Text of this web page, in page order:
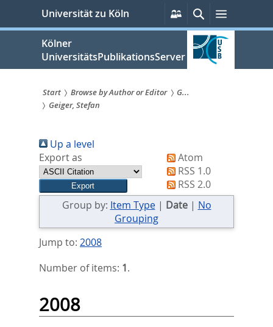
springen
Universität zu Köln
Persönliche
Services
SucheMenü
Kölner
UniversitätsPublikationsServer
Sie
sind
hier:
Start Browse by Author or Editor
G...
Geiger, Stefan
Up a level
Export as
Atom
RSS 1.0
RSS 2.0
Group by: Item Type| Date| No
Grouping
Jump to: 2008
Number of items: 1.
2008